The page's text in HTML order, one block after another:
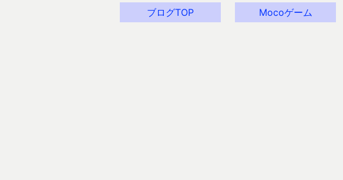
ブログTOP Mocoゲーム